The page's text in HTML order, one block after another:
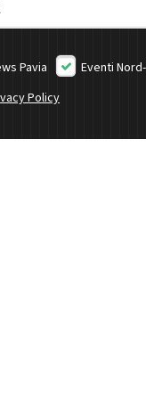
Pavia
Eventi
Policy